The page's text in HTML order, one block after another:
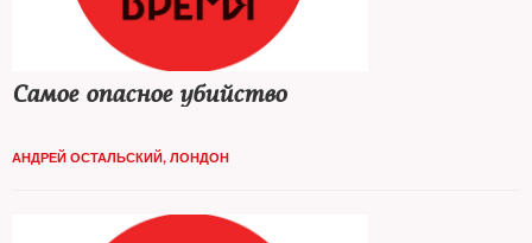
Самое опасное убийство
АНДРЕЙ ОСТАЛЬСКИЙ, ЛОНДОН